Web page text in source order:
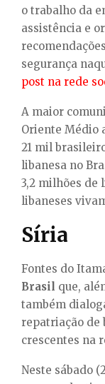
o trabalho da
assistência e
segurança
post na rede
A maior
Oriente Médio
21 mil
libanesa no
3,2 milhões de
libaneses
Síria
Fontes do
Brasil que,
também
repatriação de
crescentes na
Neste sábado